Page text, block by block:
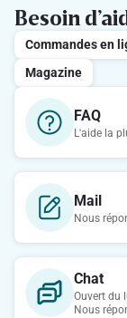
Besoin
Commandes en
Magazine
FAQ
L'aide la
Mail
Nous
Chat
Ouvert du
Nous